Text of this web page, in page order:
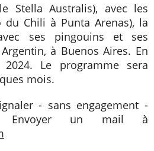
Stella Australis), avec les
du Chili à Punta Arenas), la
ses pingouins et ses
à Buenos Aires. En
Le programme sera
mois.
- sans engagement -